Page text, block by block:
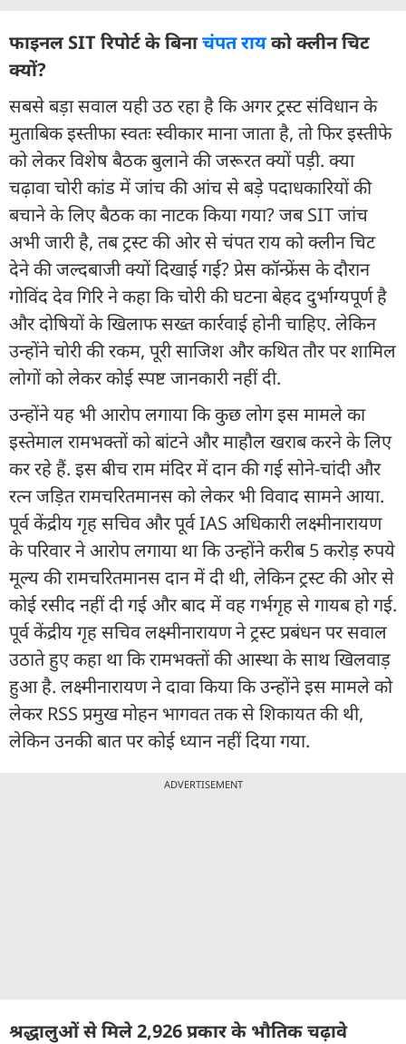
फाइनल SIT रिपोर्ट के बिनाचंपत रायको क्लीन चिट
क्यों?
सबसे बड़ा सवाल यही उठ रहा है कि अगर ट्रस्ट संविधान के
मुताबिक इस्तीफा स्वतः स्वीकार माना जाता है, तो फिर इस्तीफे
को लेकर विशेष बैठक बुलाने की जरूरत क्यों पड़ी. क्या
चढ़ावा चोरी कांड में जांच की आंच से बड़े पदाधकारियों की
बचाने के लिए बैठक का नाटक किया गया? जब SIT जांच
अभी जारी है, तब ट्रस्ट की ओर से चंपत राय को क्लीन चिट
देने की जल्दबाजी क्यों दिखाई गई? प्रेस कॉन्फ्रेंस के दौरान
गोविंद देव गिरि ने कहा कि चोरी की घटना बेहद दुर्भाग्यपूर्ण है
और दोषियों के खिलाफ सख्त कार्रवाई होनी चाहिए. लेकिन
उन्होंने चोरी की रकम, पूरी साजिश और कथित तौर पर शामिल
लोगों को लेकर कोई स्पष्ट जानकारी नहीं दी.
उन्होंने यह भी आरोप लगाया कि कुछ लोग इस मामले का
इस्तेमाल रामभक्तों को बांटने और माहौल खराब करने के लिए
कर रहे हैं. इस बीच राम मंदिर में दान की गई सोने-चांदी और
रत्न जड़ित रामचरितमानस को लेकर भी विवाद सामने आया.
पूर्व केंद्रीय गृह सचिव और पूर्व IAS अधिकारी लक्ष्मीनारायण
के परिवार ने आरोप लगाया था कि उन्होंने करीब 5 करोड़ रुपये
मूल्य की रामचरितमानस दान में दी थी, लेकिन ट्रस्ट की ओर से
कोई रसीद नहीं दी गई और बाद में वह गर्भगृह से गायब हो गई.
पूर्व केंद्रीय गृह सचिव लक्ष्मीनारायण ने ट्रस्ट प्रबंधन पर सवाल
उठाते हुए कहा था कि रामभक्तों की आस्था के साथ खिलवाड़
हुआ है. लक्ष्मीनारायण ने दावा किया कि उन्होंने इस मामले को
लेकर RSS प्रमुख मोहन भागवत तक से शिकायत की थी,
लेकिन उनकी बात पर कोई ध्यान नहीं दिया गया.
ADVERTISEMENT
श्रद्धालुओं से मिले 2,926 प्रकार के भौतिक चढ़ावे